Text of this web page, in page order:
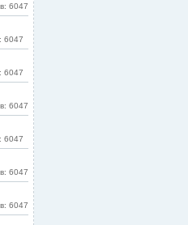
6047
6047
6047
6047
6047
6047
6047